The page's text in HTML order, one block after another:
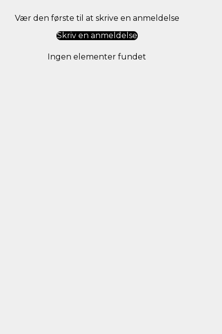
Vær den første til at skrive en anmeldelse
Skriv en anmeldelse
Ingen elementer fundet